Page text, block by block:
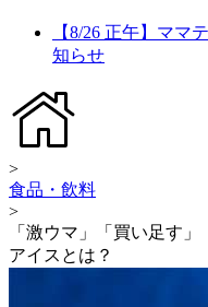
【8/26 正午】ママ
知らせ
>
食品・飲料
>
「激ウマ」「買い足す
アイスとは？